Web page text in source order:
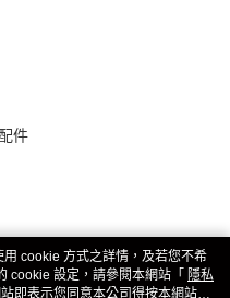
件
cookie 方式之詳情，及若您不希
cookie 設定，請參閱本網站「 隱私
即表示您同意本公司得按本網站使